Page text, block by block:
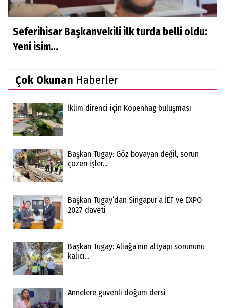
Seferihisar Başkanvekili ilk turda belli oldu:
Yeni isim...
Çok Okunan Haberler
İklim direnci için Kopenhag buluşması
Başkan Tugay: Göz boyayan değil, sorun
çözen işler...
Başkan Tugay’dan Singapur’a İEF ve EXPO
2027 daveti
Başkan Tugay: Aliağa’nın altyapı sorununu
kalıcı...
Annelere güvenli doğum dersi